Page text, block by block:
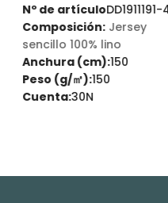
Nº de artículoDD1911191-4
Composición: Jersey
sencillo 100% lino
Anchura (cm):150
Peso (g/㎡):150
Cuenta:30N